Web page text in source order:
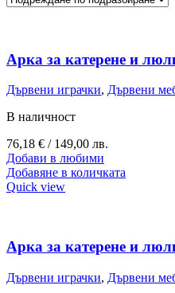
Арка за катерене и
Дървени играчки, Дървени
В наличност
76,18 € / 149,00 лв.
Добави в любими
Добавяне в количката
Quick view
Арка за катерене и
Дървени играчки, Дървени